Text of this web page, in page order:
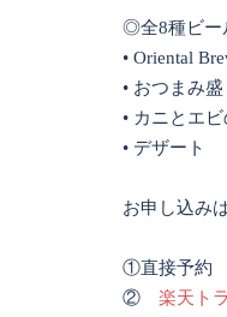
◎全8種ビー
• Oriental
• おつまみ
• カニとエ
• デザート
お申し込み
①直接予約
② 楽天ト